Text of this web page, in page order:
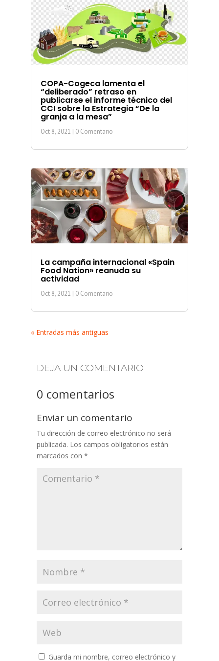
COPA-Cogeca lamenta el
“deliberado” retraso en
publicarse el informe técnico del
CCI sobre la Estrategia “De la
granja a la mesa”
Oct 8, 2021 | 0 Comentario
La campaña internacional «Spain
Food Nation» reanuda su
actividad
Oct 8, 2021 | 0 Comentario
« Entradas más antiguas
DEJA UN COMENTARIO
0 comentarios
Enviar un comentario
Tu dirección de correo electrónico no será
publicada. Los campos obligatorios están
marcados con *
Guarda mi nombre, correo electrónico y